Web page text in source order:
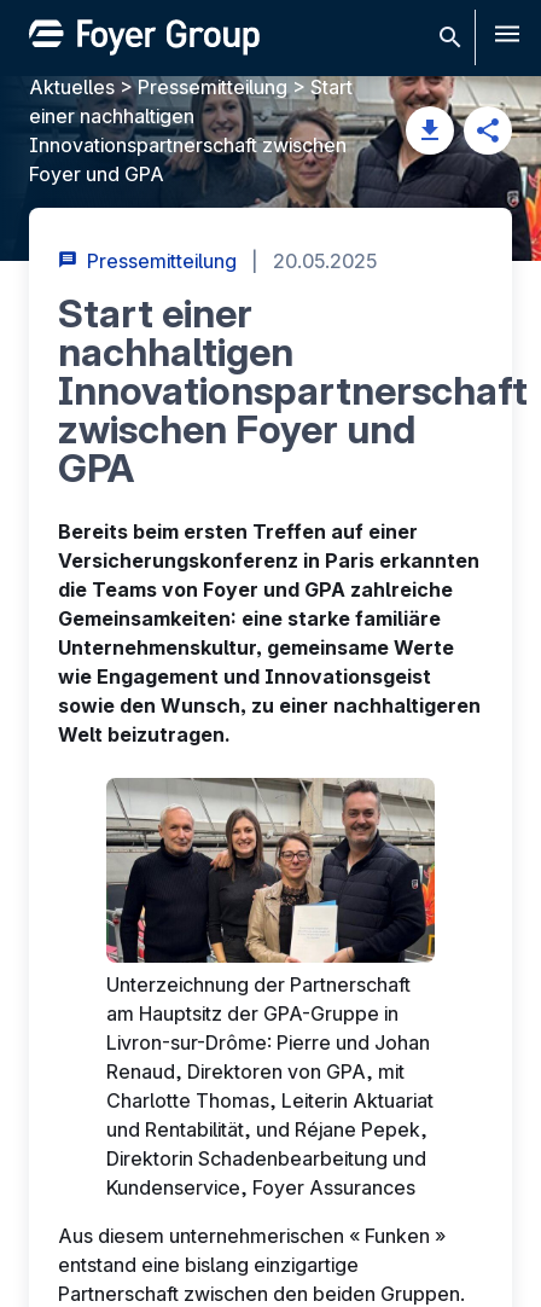
DE
Aktuelles >Pressemitteilung> Start
einer nachhaltigen
Innovationspartnerschaft zwischen
Foyer und GPA
Pressemitteilung 20.05.2025
Start einer
nachhaltigen
Innovationspartnerschaft
zwischen Foyer und
GPA
Bereits beim ersten Treffen auf einer
Versicherungskonferenz in Paris erkannten
die Teams von Foyer und GPA zahlreiche
Gemeinsamkeiten: eine starke familiäre
Unternehmenskultur, gemeinsame Werte
wie Engagement und Innovationsgeist
sowie den Wunsch, zu einer nachhaltigeren
Welt beizutragen.
Unterzeichnung der Partnerschaft
am Hauptsitz der GPA-Gruppe in
Livron-sur-Drôme: Pierre und Johan
Renaud, Direktoren von GPA, mit
Charlotte Thomas, Leiterin Aktuariat
und Rentabilität, und Réjane Pepek,
Direktorin Schadenbearbeitung und
Kundenservice, Foyer Assurances
Aus diesem unternehmerischen « Funken »
entstand eine bislang einzigartige
Partnerschaft zwischen den beiden Gruppen.